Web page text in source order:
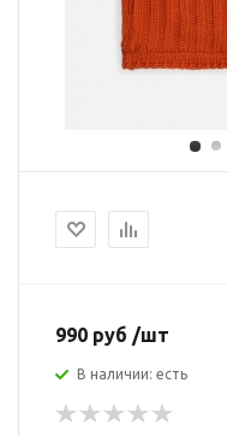
990 руб /шт
В наличии: есть